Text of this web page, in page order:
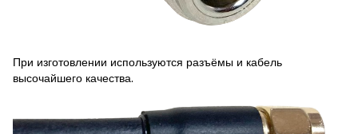
При изготовлении используются разъёмы и кабель
высочайшего качества.